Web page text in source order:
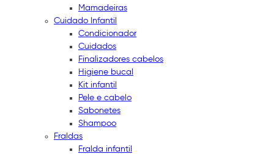
Mamadeiras
Cuidado Infantil
Condicionador
Cuidados
Finalizadores cabelos
Higiene bucal
Kit infantil
Pele e cabelo
Sabonetes
Shampoo
Fraldas
Fralda infantil